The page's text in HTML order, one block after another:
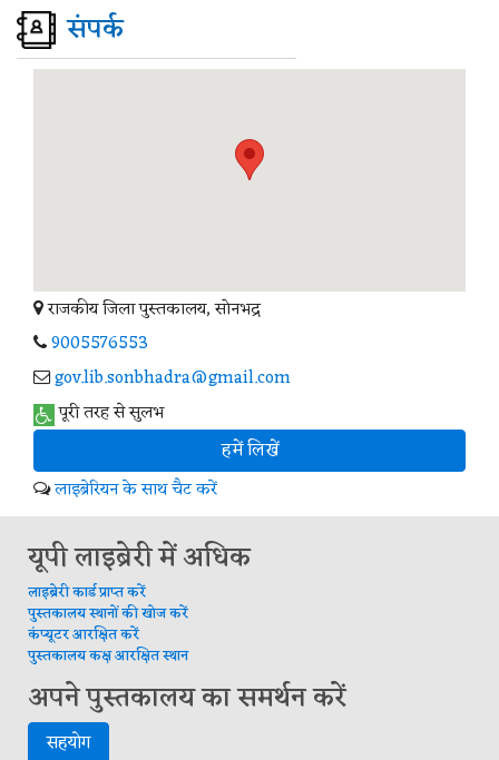
संपर्क
राजकीय जिला पुस्तकालय, सोनभद्र
9005576553
gov.lib.sonbhadra@gmail.com
पूरी तरह से सुलभ
हमें लिखें
लाइब्रेरियन के साथ चैट करें
यूपी लाइब्रेरी में अधिक
लाइब्रेरी कार्ड प्राप्त करें
पुस्तकालय स्थानों की खोज करें
कंप्यूटर आरक्षित करें
पुस्तकालय कक्ष आरक्षित स्थान
अपने पुस्तकालय का समर्थन करें
सहयोग